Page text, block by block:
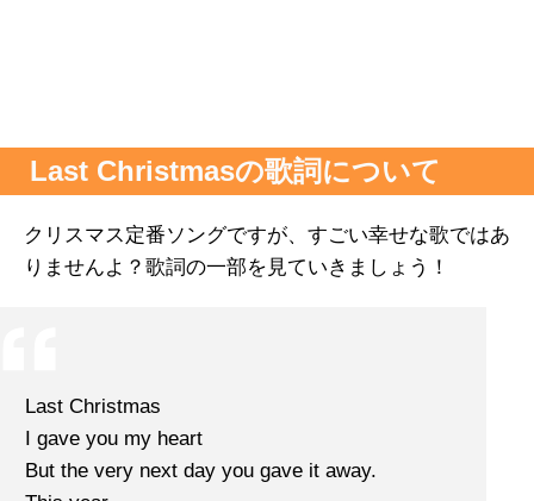
Last Christmasの歌詞について
クリスマス定番ソングですが、すごい幸せな歌ではあ
りませんよ？歌詞の一部を見ていきましょう！
Last Christmas
I gave you my heart
But the very next day you gave it away.